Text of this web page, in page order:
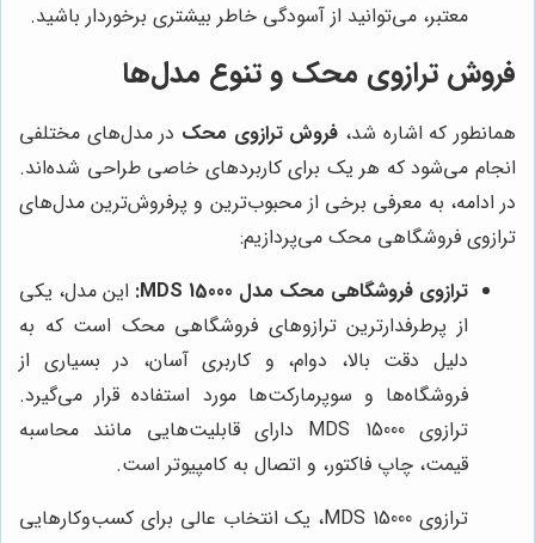
معتبر، می‌توانید از آسودگی خاطر بیشتری برخوردار باشید.
فروش ترازوی محک و تنوع مدل‌ها
همانطور که اشاره شد، فروش ترازوی محک در مدل‌های مختلفی
انجام می‌شود که هر یک برای کاربردهای خاصی طراحی شده‌اند.
در ادامه، به معرفی برخی از محبوب‌ترین و پرفروش‌ترین مدل‌های
ترازوی فروشگاهی محک می‌پردازیم:
ترازوی فروشگاهی محک مدل MDS 15000:
این مدل، یکی
از پرطرفدارترین ترازوهای فروشگاهی محک است که به
دلیل دقت بالا، دوام، و کاربری آسان، در بسیاری از
فروشگاه‌ها و سوپرمارکت‌ها مورد استفاده قرار می‌گیرد.
ترازوی MDS 15000 دارای قابلیت‌هایی مانند محاسبه
قیمت، چاپ فاکتور، و اتصال به کامپیوتر است.
ترازوی MDS 15000، یک انتخاب عالی برای کسب‌وکارهایی